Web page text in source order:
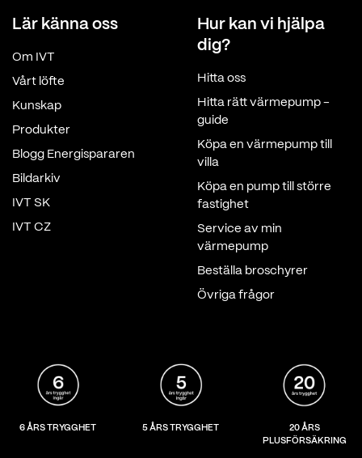
Lär känna oss
Om IVT
Vårt löfte
Kunskap
Produkter
Blogg Energispararen
Bildarkiv
IVT SK
IVT CZ
Hur kan vi hjälpa
dig?
Hitta oss
Hitta rätt värmepump -
guide
Köpa en värmepump till
villa
Köpa en pump till större
fastighet
Service av min
värmepump
Beställa broschyrer
Övriga frågor
6 ÅRS TRYGGHET 5 ÅRS TRYGGHET
20 ÅRS
PLUSFÖRSÄKRING